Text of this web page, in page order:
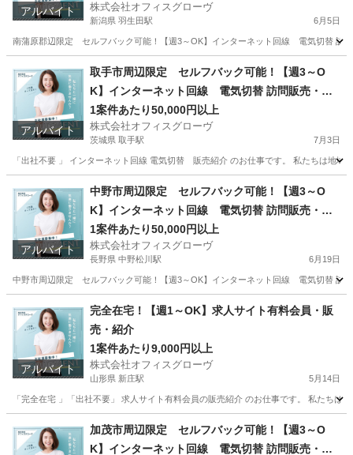
アルバイト 株式会社オフィスグローヴ
新潟県 羽生田駅 6月5日
南蒲原郡辺限定 セルフバック可能！【週3～OK】インターネット回線 電気切替 訪
羽生田駅 営業 セルフ
アルバイト
取手市周辺限定 セルフバック可能！【週3～O
K】インターネット回線 電気切替 訪問販売・紹
介
1案件あたり50,000円以上
株式会社オフィスグローヴ
茨城県 取手駅 7月3日
「出社不要 」 インターネット回線 電気切替 販売紹介 のお仕事です。 私たちは地
取手駅 営業 セルフ
アルバイト
中野市周辺限定 セルフバック可能！【週3～O
K】インターネット回線 電気切替 訪問販売・紹
介
1案件あたり50,000円以上
株式会社オフィスグローヴ
長野県 中野松川駅 6月19日
中野市周辺限定 セルフバック可能！【週3～OK】インターネット回線 電気切替 訪
中野松川駅 営業 セルフ
アルバイト
完全在宅！【週1～OK】求人サイト有料会員・販
売・紹介
1案件あたり9,000円以上
株式会社オフィスグローヴ
山形県 新庄駅 5月14日
「完全在宅 」「出社不要」 求人サイト有料会員の販売紹介 のお仕事です。 私たち
新庄駅 営業 求人サイト
加茂市周辺限定 セルフバック可能！【週3～O
K】インターネット回線 電気切替 訪問販売・紹